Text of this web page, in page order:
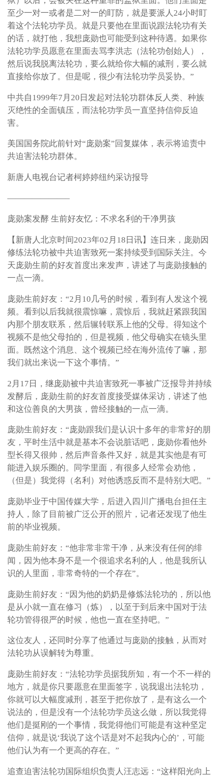
至少一对一或者是二对一的盯防，就是要派人24小时盯
着这个法轮功学员。就是只要他在里面说跟法轮功有关
的话，就打他，我想庞勋也可能受到这种待遇。如果你
法轮功学员愿意在里面去骂李洪志（法轮功创始人），
然后说我脱离法轮功，要么就给你大幅的减刑，要么就
直接给你放了。但是呢，很少有法轮功学员妥协。”
中共自1999年7月20日发起对法轮功群体反人类、种族
灭绝性的全面镇压，而法轮功学员一直坚持信仰反迫
害。
美国国务院此前针对“庞勋案”回复媒体，表示将追责中
共迫害法轮功群体。
新唐人电视台记者柯婷婷纽约采访报导
———————–
庞勋案发酵 生前好友忆：不求名利的干净男孩
【新唐人北京时间2023年02月18日讯】连日来，庞勋因
修练法轮功被中共迫害致死一案持续受到国际关注。今
天庞勋生前的好友首度出来发声，讲述了与庞勋接触的
一点一滴。
庞勋生前好友：“2月10几号的时候，看到有人发这个视
频。看到以后我就很震惊嘛，震惊后，我就赶紧跟我国
内那个朋友联系，然后辗转联系上他的父母。得知这个
视频不是他父母拍的，但是视频，他父母确实在镜头里
面。既然这个消息、这个视频已经在海外流传了嘛，那
我们就出来说一下这个事情。”
2月17日，继庞勋被中共迫害致死一事被广泛报导并持续
发酵后，庞勋生前的好友首度接受媒体采访，讲述了他
和这位善良的大男孩，曾经接触的一点一滴。
庞勋生前好友：“庞勋跟我们是认识十多年的非常好的朋
友，平时生活中就是基本不会说脏话吧，庞勋你看他外
型长得又很帅，然后声音条件又好，就是其实他是有可
能进入娱乐圈的。同学里面，有很多人经常会劝他，
（但是）我觉得（名利）对他诱惑反而不是特别大吧。”
庞勋毕业于中国传媒大学，后进入四川广播电台担任主
持人，除了目前被广泛公开的照片，记者还发现了他生
前的毕业视频。
庞勋生前好友：“他非常非常干净，从来没有任何的绯
闻，因为他本身不是一个很追求名利的人，他是我所认
识的人里面，非常奇特的一个存在”。
庞勋生前好友：“因为他的奶奶是修炼法轮功的，所以他
是从小就一直在修习（炼），以至于到后来中国对于法
轮功管得很严的时候，他也一直在坚持吧。”
这位友人，还同时分享了他通过与庞勋的接触，从而对
法轮功从误解转为尊重。
庞勋生前好友：“法轮功学员据我所知，有一个不一样的
地方，就是你只要愿意在里面签字，说我退出法轮功，
你就可以大幅度减刑，甚至于把你放了，是有这么一个
说法的，但是没有一个法轮功学员这么做，所以我觉得
他们是挺刚的一个事情，我觉得他们可能是有这种坚定
信仰，就是说‘我说了这个话是对不起我内心的’，可能
他们认为有一个更高的存在。”
追查迫害法轮功国际组织负责人汪志远：“这样阳光向上